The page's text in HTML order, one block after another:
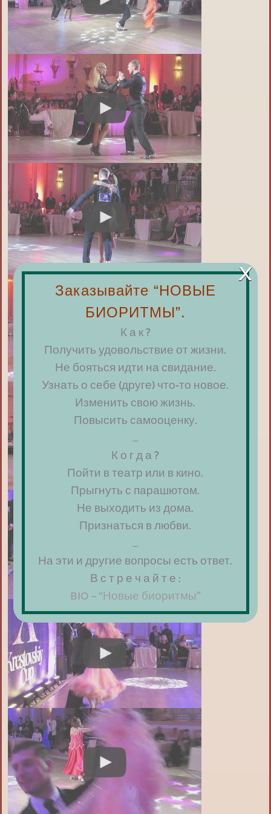
Заказывайте “НОВЫЕ
БИОРИТМЫ”.
К а к ?
Получить удовольствие от жизни.
Не бояться идти на свидание.
Узнать о себе (друге) что-то новое.
Изменить свою жизнь.
Повысить самооценку.
…
К о г д а ?
Пойти в театр или в кино.
Прыгнуть с парашютом.
Не выходить из дома.
Признаться в любви.
…
На эти и другие вопросы есть ответ.
В с т р е ч а й т е :
BIO – “Новые биоритмы”
×